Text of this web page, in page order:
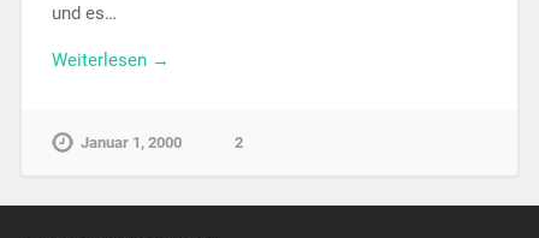
und es…
Weiterlesen →
Januar 1, 2000 2